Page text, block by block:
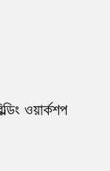
ওয়ার্কশপ